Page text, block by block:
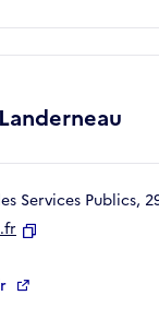
Services Publics,